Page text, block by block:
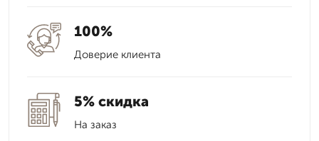
100%
Доверие клиента
5% скидка
На заказ